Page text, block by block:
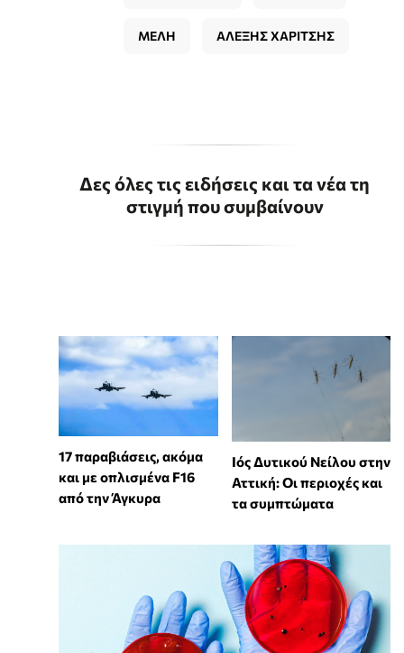
ΜΕΛΗ ΑΛΕΞΗΣ ΧΑΡΙΤΣΗΣ
Δες όλες τις ειδήσεις και τα νέα τη
στιγμή που συμβαίνουν
17 παραβιάσεις, ακόμα
και με οπλισμένα F16
από την Άγκυρα
Ιός Δυτικού Νείλου στην
Αττική: Οι περιοχές και
τα συμπτώματα